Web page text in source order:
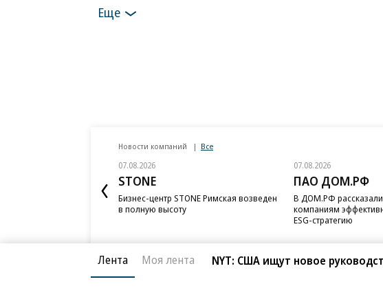
Еще
Новости компаний Все
07.08.2026
STONE
Бизнес-центр STONE Римская возведен
в полную высоту
07.08.2026
ПАО ДОМ.РФ
В ДОМ.РФ
компаниям
ESG-стратегию
Лента Моя лента NYT: США ищут новое